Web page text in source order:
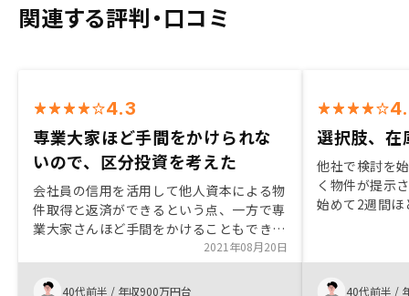
関連する評判・口コミ
4.3
専業大家ほど手間をかけられな
いので、区分投資を考えた
会社員の信用を活用して他人資本による物
件取得と返済ができるという点、一方で専
業大家さんほど手間をかけることもできな
いという事情から、区分投資を考えていま
した。 良い条件で融資を引けたこと、賃
貸管理の強み、契約回りの手続きの便利さ
2021年08月20日
40代前半 / 年収900万円台
選択肢、在
他社で検討を
く物件が提示
始めて2週間
た。 また申し
れておりスム
40代前半 /